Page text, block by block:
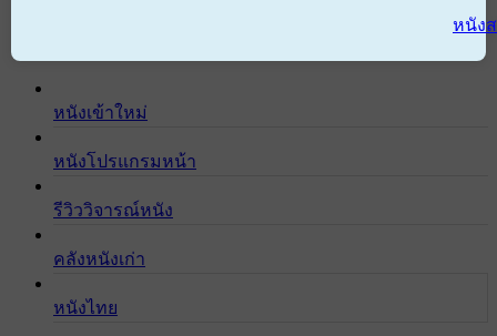
หนัง
หนังเข้าใหม่
หนังโปรแกรมหน้า
รีวิววิจารณ์หนัง
คลังหนังเก่า
หนังไทย